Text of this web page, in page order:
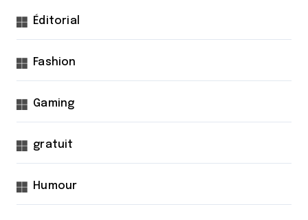
Éditorial
Fashion
Gaming
gratuit
Humour